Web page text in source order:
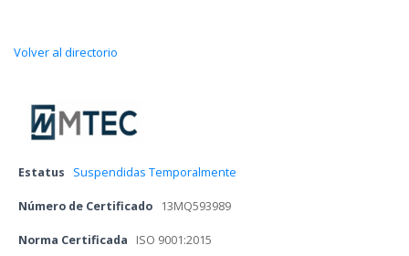
Volver al directorio
Estatu Suspendidas Temporalmente
Número de Certificado 13MQ593989
Norma Certificada ISO 9001:2015